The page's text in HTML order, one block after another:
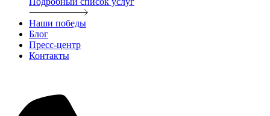
Наши победы
Блог
Пресс-центр
Контакты